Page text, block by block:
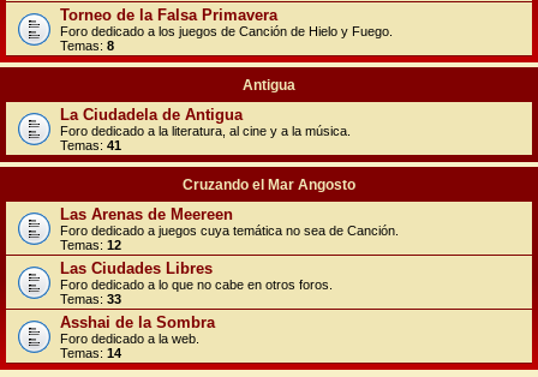
Torneo de la Falsa Primavera
Foro dedicado a los juegos de Canción de Hielo y Fuego.
Temas: 8
Antigua
La Ciudadela de Antigua
Foro dedicado a la literatura, al cine y a la música.
Temas: 41
Cruzando el Mar Angosto
Las Arenas de Meereen
Foro dedicado a juegos cuya temática no sea de Canción.
Temas: 12
Las Ciudades Libres
Foro dedicado a lo que no cabe en otros foros.
Temas: 33
Asshai de la Sombra
Foro dedicado a la web.
Temas: 14